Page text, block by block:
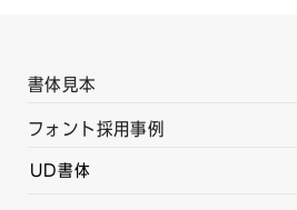
書体見本
フォント採用事例
UD書体